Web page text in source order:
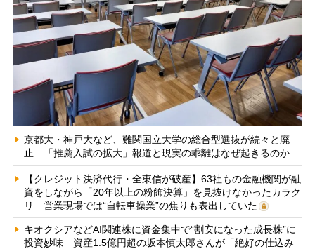
京都大・神戸大など、難関国立大学の総合型選抜が続々と廃
止 「推薦入試の拡大」報道と現実の乖離はなぜ起きるのか
【クレジット決済代行・全東信が破産】63社もの金融機関が融
資をしながら「20年以上の粉飾決算」を見抜けなかったカラク
リ 営業現場では“自転車操業”の焦りも表出していた
キオクシアなどAI関連株に資金集中で“割安になった成長株”に
投資妙味 資産1.5億円超の坂本慎太郎さんが「絶好の仕込み